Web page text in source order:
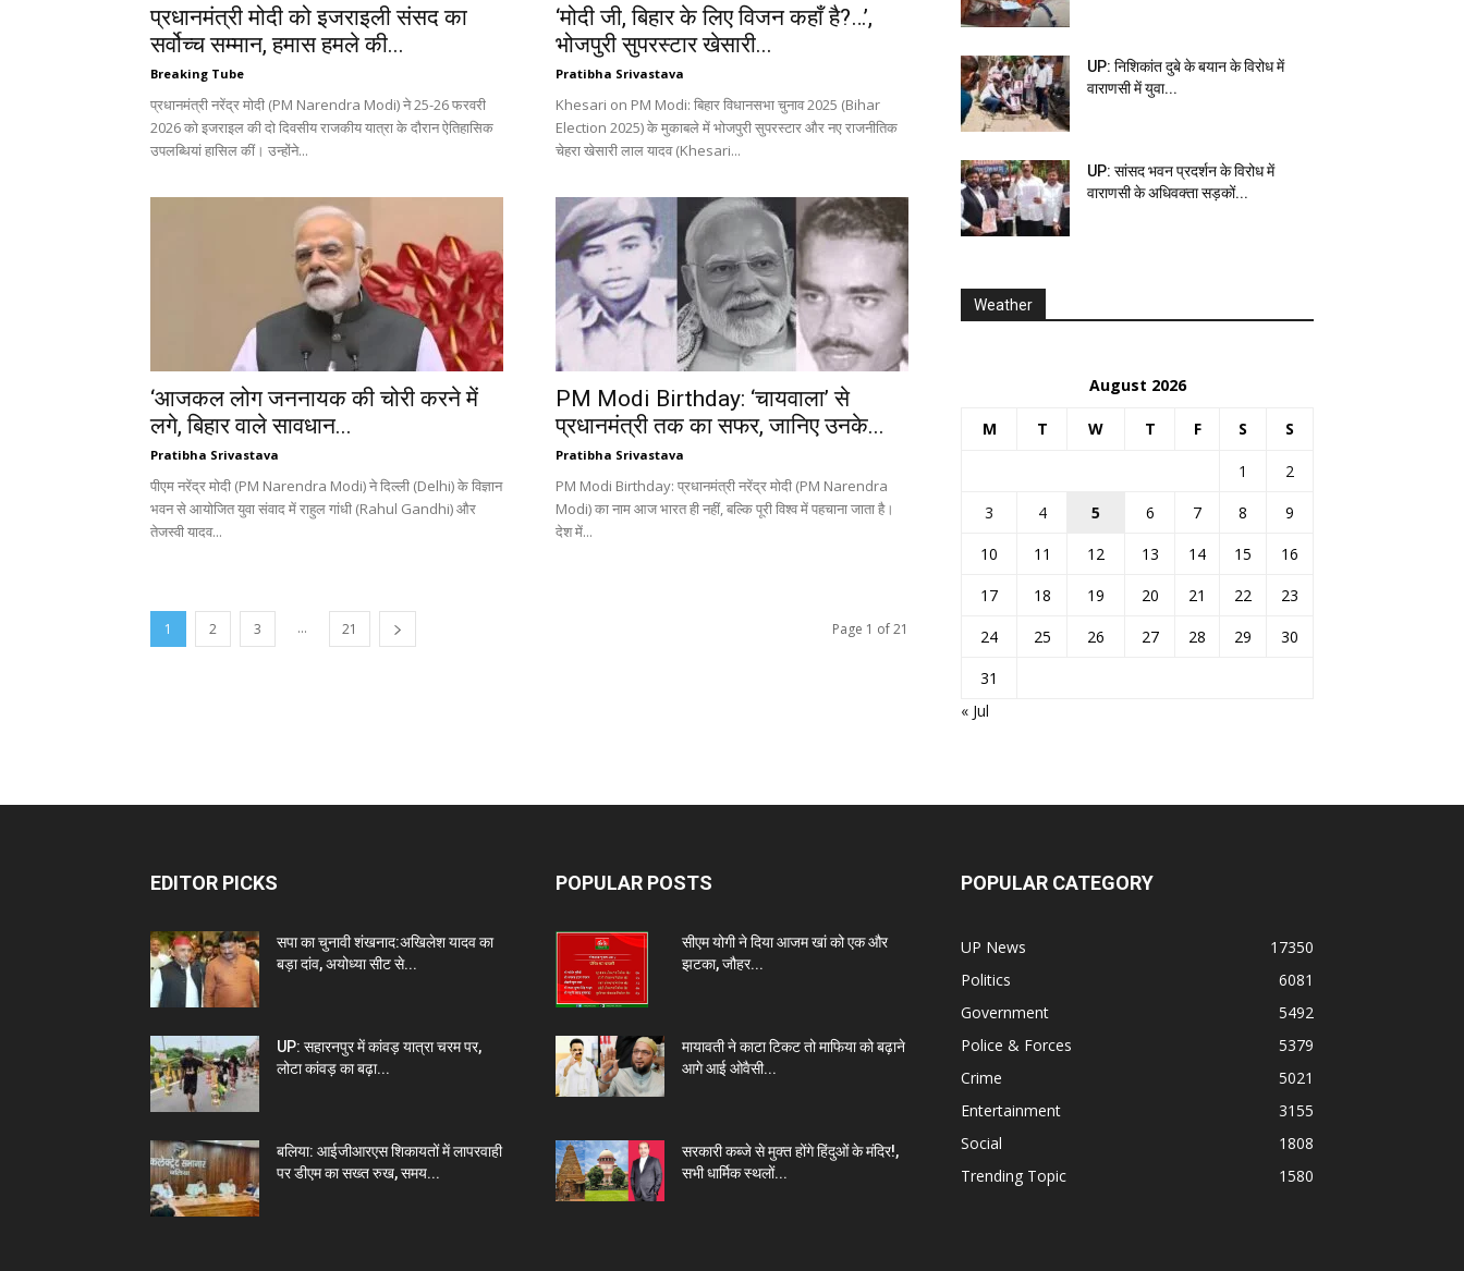
प्रधानमंत्री मोदी को इजराइली संसद का
सर्वोच्च सम्मान, हमास हमले की...
Breaking Tube
प्रधानमंत्री नरेंद्र मोदी (PM Narendra Modi) ने 25-26 फरवरी
2026 को इजराइल की दो दिवसीय राजकीय यात्रा के दौरान ऐतिहासिक
उपलब्धियां हासिल कीं। उन्होंने...
‘मोदी जी, बिहार के लिए विजन कहाँ है?…’,
भोजपुरी सुपरस्टार खेसारी...
Pratibha Srivastava
Khesari on PM Modi: बिहार विधानसभा चुनाव 2025 (Bihar
Election 2025) के मुकाबले में भोजपुरी सुपरस्टार और नए राजनीतिक
चेहरा खेसारी लाल यादव (Khesari...
‘आजकल लोग जननायक की चोरी करने में
लगे, बिहार वाले सावधान...
Pratibha Srivastava
पीएम नरेंद्र मोदी (PM Narendra Modi) ने दिल्ली (Delhi) के विज्ञान
भवन से आयोजित युवा संवाद में राहुल गांधी (Rahul Gandhi) और
तेजस्वी यादव...
PM Modi Birthday: ‘चायवाला’ से
प्रधानमंत्री तक का सफर, जानिए उनके...
Pratibha Srivastava
PM Modi Birthday: प्रधानमंत्री नरेंद्र मोदी (PM Narendra
Modi) का नाम आज भारत ही नहीं, बल्कि पूरी विश्व में पहचाना जाता है।
देश में...
1 2 3 ... 21 Page 1 of 21
UP: निशिकांत दुबे के बयान के विरोध में
वाराणसी में युवा...
UP: सांसद भवन प्रदर्शन के विरोध में
वाराणसी के अधिवक्ता सड़कों...
Weather
August 2026
M T W T F S S
1
2
3
4 5 6 7 8
9
10
11 12 13 14 15
16
17
18 19 20 21 22
23
24
25 26 27 28 29
30
31
« Jul
EDITOR PICKS
सपा का चुनावी शंखनाद:अखिलेश यादव का
बड़ा दांव, अयोध्या सीट से...
UP: सहारनपुर में कांवड़ यात्रा चरम पर,
लोटा कांवड़ का बढ़ा...
बलिया: आईजीआरएस शिकायतों में लापरवाही
पर डीएम का सख्त रुख, समय...
POPULAR POSTS
सीएम योगी ने दिया आजम खां को एक और
झटका, जौहर...
मायावती ने काटा टिकट तो माफिया को बढ़ाने
आगे आई ओवैसी...
सरकारी कब्जे से मुक्त होंगे हिंदुओं के मंदिर!,
सभी धार्मिक स्थलों...
POPULAR CATEGORY
UP News
17350
Politics
6081
Government
5492
Police & Forces
5379
Crime
5021
Entertainment
3155
Social
1808
Trending Topic
1580